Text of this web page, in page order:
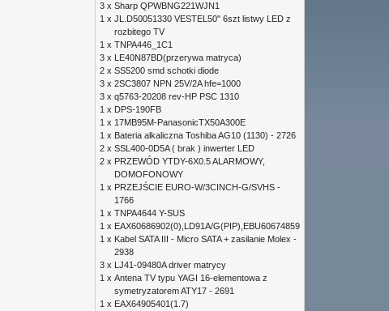
3 x Sharp QPWBNG221WJN1
1 x JL.D50051330 VESTEL50" 6szt listwy LED z
rozbitego TV
1 x TNPA446_1C1
3 x
LE40N87BD(przerywa matryca)
2 x SS5200 smd schotki diode
3 x 2SC3807 NPN 25V/2A hfe=1000
3 x q5763-20208 rev-HP PSC 1310
1 x DPS-190FB
1 x 17MB95M-PanasonicTX50A300E
1 x Bateria alkaliczna Toshiba AG10 (1130) - 2726
2 x SSL400-0D5A ( brak ) inwerter LED
2 x PRZEWÓD YTDY-6X0.5 ALARMOWY,
DOMOFONOWY
1 x PRZEJŚCIE EURO-W/3CINCH-G/SVHS -
1766
1 x TNPA4644 Y-SUS
1 x EAX60686902(0),LD91A/G(PIP),EBU60674859
1 x Kabel SATA III - Micro SATA + zasilanie Molex -
2938
3 x
LJ41-09480A driver matrycy
1 x Antena TV typu YAGI 16-elementowa z
symetryzatorem ATY17 - 2691
1 x EAX64905401(1.7)